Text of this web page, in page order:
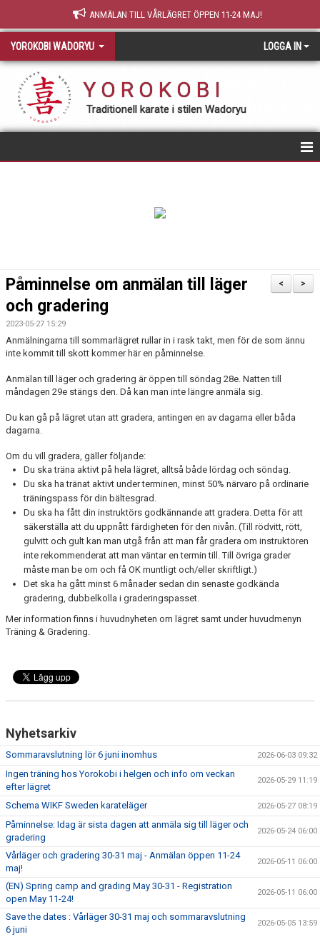
ANMÄLAN TILL VÅRLÄGRET ÖPPEN 11-24 MAJ!
YOROKOBI WADORYU LOGGA IN
Y O R O K O B I
Traditionell karate i stilen Wadoryu
OM YOROKOBI
KONTAKT
FÖR INSTRUKTÖRER
>
<
Påminnelse om anmälan till läger
och gradering
2023-05-27 15:29
Anmälningarna till sommarlägret rullar in i rask takt, men för de som ännu
inte kommit till skott kommer här en påminnelse.
Anmälan till läger och gradering är öppen till söndag 28e. Natten till
måndagen 29e stängs den. Då kan man inte längre anmäla sig.
Du kan gå på lägret utan att gradera, antingen en av dagarna eller båda
dagarna.
Om du vill gradera, gäller följande:
Du ska träna aktivt på hela lägret, alltså både lördag och söndag.
Du ska ha tränat aktivt under terminen, minst 50% närvaro på ordinarie
träningspass för din bältesgrad.
Du ska ha fått din instruktörs godkännande att gradera. Detta för att
säkerställa att du uppnått färdigheten för den nivån. (Till rödvitt, rött,
gulvitt och gult kan man utgå från att man får gradera om instruktören
inte rekommenderat att man väntar en termin till. Till övriga grader
måste man be om och få OK muntligt och/eller skriftligt.)
Det ska ha gått minst 6 månader sedan din senaste godkända
gradering, dubbelkolla i graderingspasset.
Mer information finns i huvudnyheten om lägret samt under huvudmenyn
Träning & Gradering.
Nyhetsarkiv
Sommaravslutning lör 6 juni inomhus 2026-06-03 09:32
Ingen träning hos Yorokobi i helgen och info om veckan
efter lägret
2026-05-29 11:19
Schema WIKF Sweden karateläger 2026-05-27 08:19
Påminnelse: Idag är sista dagen att anmäla sig till läger och
gradering
2026-05-24 06:00
Vårläger och gradering 30-31 maj - Anmälan öppen 11-24
maj!
2026-05-11 06:00
(EN) Spring camp and grading May 30-31 - Registration
open May 11-24!
2026-05-11 06:00
Save the dates : Vårläger 30-31 maj och sommaravslutning
6 juni
2026-05-05 13:59